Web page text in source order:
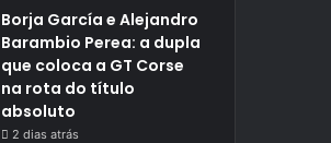
Borja García e Alejandro
Barambio Perea: a dupla
que coloca a GT Corse
na rota do título
absoluto
2 dias atrás